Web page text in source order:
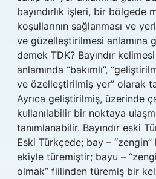
bayındırlık işleri, bir bölgede
koşullarının sağlanması ve
ve güzelleştirilmesi anlamına
demek TDK? Bayındır
anlamında “bakımlı”,
ve özelleştirilmiş yer” olarak
Ayrıca geliştirilmiş, üzerinde
kullanılabilir bir noktaya
tanımlanabilir. Bayındır eski
Eski Türkçede; bay –
ekiyle türemiştir; bayu –
olmak” fiilinden türemiş bir